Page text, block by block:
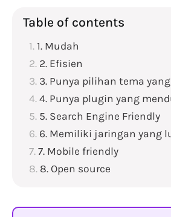
Table of contents
1. Mudah
2. Efisien
3. Punya pilihan tema
4. Punya plugin yang
5. Search Engine Friendly
6. Memiliki jaringan yang
7. Mobile friendly
8. Open source